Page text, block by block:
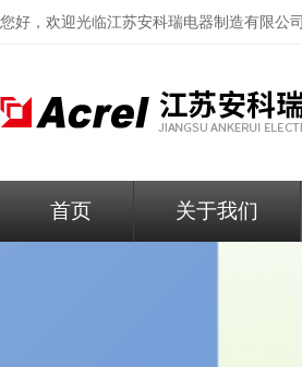
您好，欢迎光临江苏安科瑞电器制造有限公司
首页 关于我们